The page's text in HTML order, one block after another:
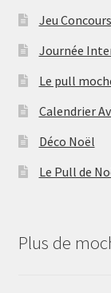
Jeu
Journée
Le pull
Calendrier
Déco Noël
Le Pull de
Plus de